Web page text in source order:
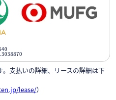
支払いの詳細、リースの詳細は下
lease/）